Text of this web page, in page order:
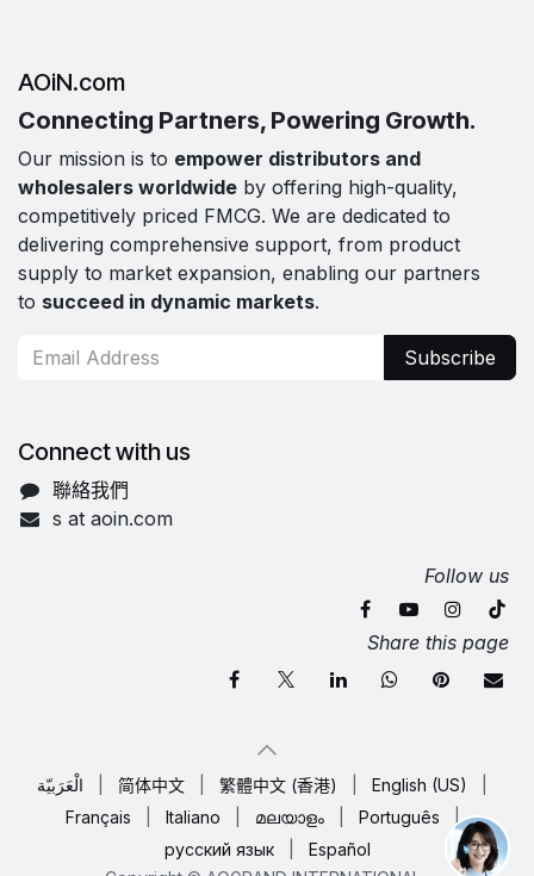
AOiN.com
Connecting Partners, Powering Growth.
Our mission is to empower distributors and
wholesalers worldwide by offering high-quality,
competitively priced FMCG. We are dedicated to
delivering comprehensive support, from product
supply to market expansion, enabling our partners
to succeed in dynamic markets.
Subscribe
Connect with us
聯絡我們
s at aoin.com
Follow us
Share this page
الْعَرَبيّة 简体中文 繁體中文 (香港) English (US)
Français
Italiano മലയാളം Português
русский язык
Español